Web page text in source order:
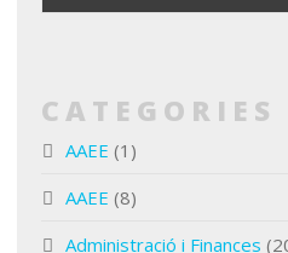
CATEGORIES
AAEE (1)
AAEE (8)
Administració i Finances